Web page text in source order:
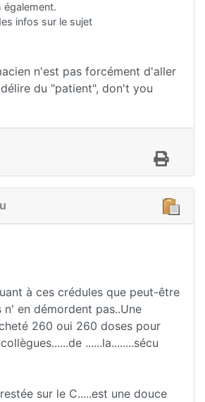
également.
infos sur le sujet
n'est pas forcément d'aller
du "patient", don't you
à ces crédules que peut-être
n' en démordent pas..Une
260 oui 260 doses pour
......la........sécu
sur le C.....est une douce